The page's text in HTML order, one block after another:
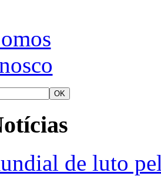
de luto